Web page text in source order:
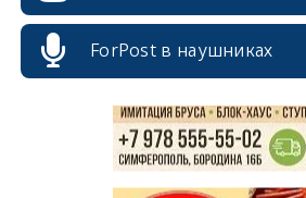
ForPost в наушниках